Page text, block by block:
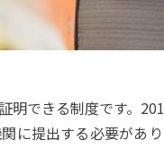
できる制度です。
に提出する必要があ